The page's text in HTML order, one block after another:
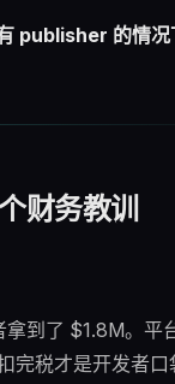
publisher 的情况
财务教训
到了 $1.8M。平
完税才是开发者口